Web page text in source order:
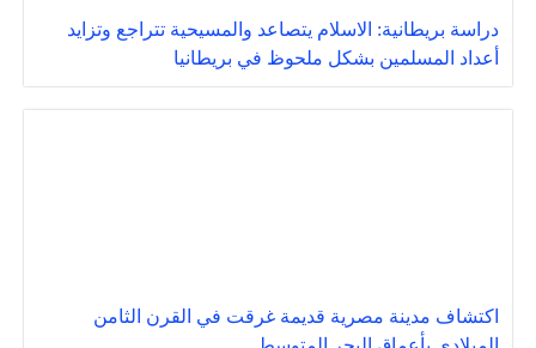
دراسة بريطانية: الاسلام يتصاعد والمسيحية تتراجع وتزايد
أعداد المسلمين بشكل ملحوظ في بريطانيا
اكتشاف مدينة مصرية قديمة غرقت في القرن الثامن